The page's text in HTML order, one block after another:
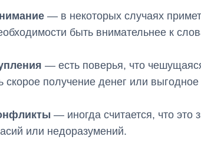
— в некоторых случаях
быть внимательнее к
— есть поверья, что
скорое получение денег или выгодное
— иногда считается, что это
или недоразумений.